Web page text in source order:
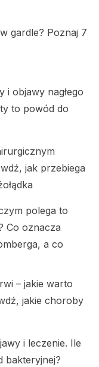
gardle? Poznaj 7
i objawy nagłego
to powód do
jak przebiega
polega to
Co oznacza
a co
– jakie warto
jakie choroby
i leczenie. Ile
bakteryjnej?